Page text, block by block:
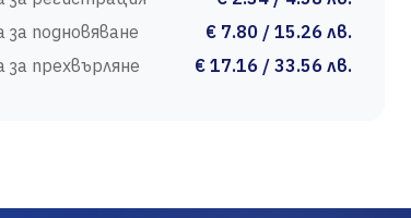
за подновяване
€ 7.80 / 15.26 лв.
за прехвърляне
€ 17.16 / 33.56 лв.